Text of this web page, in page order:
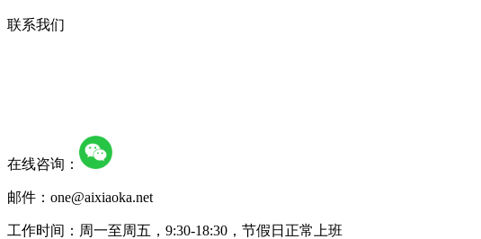
联系我们
在线咨询：
邮件：one@aixiaoka.net
工作时间：周一至周五，9:30-18:30，节假日正常上班